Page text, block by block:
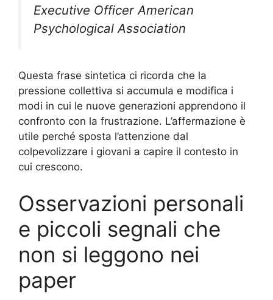
Executive Officer American
Psychological Association
Questa frase sintetica ci ricorda che la
pressione collettiva si accumula e modifica i
modi in cui le nuove generazioni apprendono il
confronto con la frustrazione. L’affermazione è
utile perché sposta l’attenzione dal
colpevolizzare i giovani a capire il contesto in
cui crescono.
Osservazioni personali
e piccoli segnali che
non si leggono nei
paper